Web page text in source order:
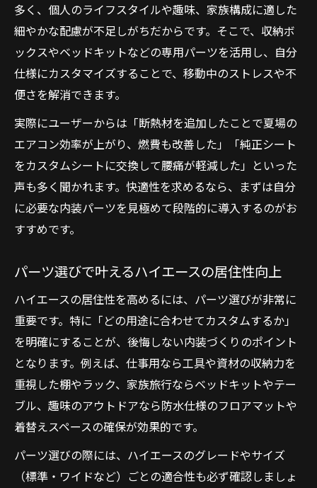
多く、個人のライフスタイルや趣味、家族構成に適した
細やかな配慮が不足しがちだからです。そこで、収納ボ
ックスやベッドキットなどの専用パーツを活用し、自分
仕様にカスタマイズすることで、移動中のストレスや不
便さを解消できます。
実際にユーザーからは「断熱材を追加したことで夏場の
エアコン効率が上がり、燃費も改善した」「純正シート
をカスタムシートに交換して腰痛が軽減した」といった
声も多く聞かれます。快適性を求めるなら、まずは自分
に必要な内装パーツを見極めて段階的に導入するのがお
すすめです。
パーツ選びで叶えるハイエースの居住性向上
ハイエースの居住性を高めるには、パーツ選びが非常に
重要です。特に「どの用途に合わせてカスタムするか」
を明確にすることが、後悔しない内装づくりのポイント
となります。例えば、仕事用なら工具や資材の収納力を
重視した棚やラック、家族旅行ならベッドキットやテー
ブル、趣味のアウトドアなら防水仕様のフロアマットや
着替えスペースの確保が効果的です。
パーツ選びの際には、ハイエースのグレードやサイズ
（標準・ワイドなど）ごとの適合性も必ず確認しましょ